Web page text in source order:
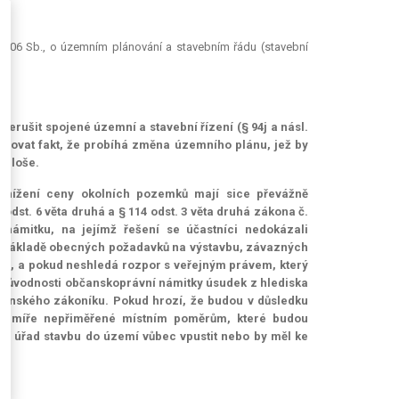
Sb., o územním plánování a stavebním řádu (stavební
spojené územní a stavební řízení (§ 94j a násl.
fakt, že probíhá změna územního plánu, jež by
ploše.
ceny okolních pozemků mají sice převážně
6 věta druhá a § 114 odst. 3 věta druhá zákona č.
námitku, na jejímž řešení se účastníci nedokázali
obecných požadavků na výstavbu, závazných
a pokud neshledá rozpor s veřejným právem, který
občanskoprávní námitky úsudek z hlediska
zákoníku. Pokud hrozí, že budou v důsledku
v míře nepřiměřené místním poměrům, které budou
úřad stavbu do území vůbec vpustit nebo by měl ke